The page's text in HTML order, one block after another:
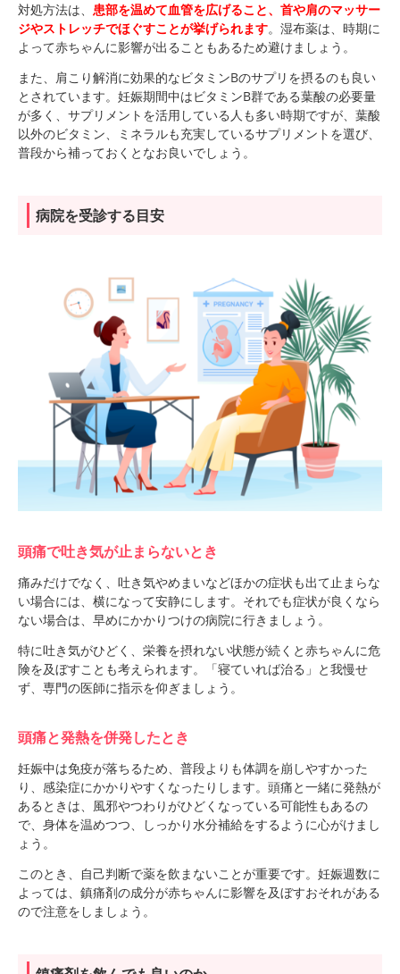
対処方法は、 患部を温めて血管を広げること、首や肩のマッサー
ジやストレッチでほぐすことが挙げられます。湿布薬は、時期に
よって赤ちゃんに影響が出ることもあるため避けましょう。
また、肩こり解消に効果的なビタミンBのサプリを摂るのも良い
とされています。妊娠期間中はビタミンB群である葉酸の必要量
が多く、サプリメントを活用している人も多い時期ですが、葉酸
以外のビタミン、ミネラルも充実しているサプリメントを選び、
普段から補っておくとなお良いでしょう。
病院を受診する目安
頭痛で吐き気が止まらないとき
痛みだけでなく、吐き気やめまいなどほかの症状も出て止まらな
い場合には、横になって安静にします。それでも症状が良くなら
ない場合は、早めにかかりつけの病院に行きましょう。
特に吐き気がひどく、栄養を摂れない状態が続くと赤ちゃんに危
険を及ぼすことも考えられます。「寝ていれば治る」と我慢せ
ず、専門の医師に指示を仰ぎましょう。
頭痛と発熱を併発したとき
妊娠中は免疫が落ちるため、普段よりも体調を崩しやすかった
り、感染症にかかりやすくなったりします。頭痛と一緒に発熱が
あるときは、風邪やつわりがひどくなっている可能性もあるの
で、身体を温めつつ、しっかり水分補給をするように心がけまし
ょう。
このとき、自己判断で薬を飲まないことが重要です。妊娠週数に
よっては、鎮痛剤の成分が赤ちゃんに影響を及ぼすおそれがある
ので注意をしましょう。